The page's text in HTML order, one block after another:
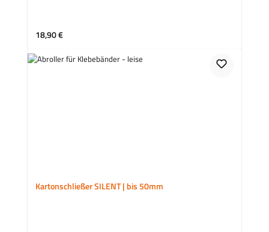
Regulärer Preis:
18,90 €
Kartonschließer SILENT | bis 50mm